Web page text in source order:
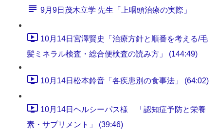
9月9日茂木立学 先生「上咽頭治療の実際」
10月14日宮澤賢史「治療方針と順番を考える/毛
髪ミネラル検査・総合便検査の読み方」 (144:49)
10月14日松本鈴音「各疾患別の食事法」 (64:02)
10月14日ヘルシーパス様 「認知症予防と栄養
素・サプリメント」 (39:46)